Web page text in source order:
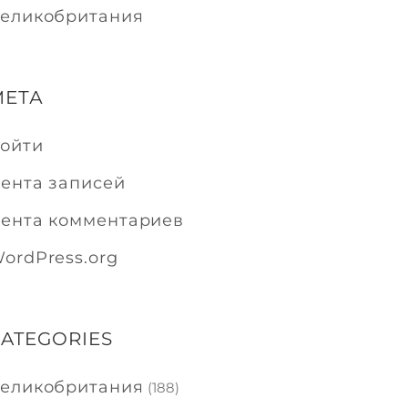
записей
комментариев
(188)